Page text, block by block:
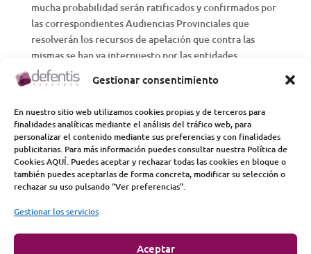
Gestionar consentimiento
En nuestro sitio web utilizamos cookies propias y de terceros para
finalidades analíticas mediante el análisis del tráfico web, para
personalizar el contenido mediante sus preferencias y con finalidades
publicitarias. Para más información puedes consultar nuestra Política de
Cookies AQUÍ. Puedes aceptar y rechazar todas las cookies en bloque o
también puedes aceptarlas de forma concreta, modificar su selección o
rechazar su uso pulsando “Ver preferencias”.
Gestionar los servicios
Aceptar
mucha probabilidad serán ratificados y confirmados por
las correspondientes Audiencias Provinciales que
resolverán los recursos de apelación que contra las
mismas se han ya interpuesto por las entidades
bancarias afectadas.
solo se refiere a las famosas cláusulas suelo; la primera
de las sentencias que citábamos dictada por el Juzgado
de Primera Instancia Nº 11 de Oviedo también se hace
eco de la doctrina jurisprudencial fijada por la Sala de lo
Civil de nuestro Tribunal Supremo en su día en sentencia
de fecha 23 de diciembre de 2015 en la cual entre otras
muchas cuestiones se aborda el contenido de las